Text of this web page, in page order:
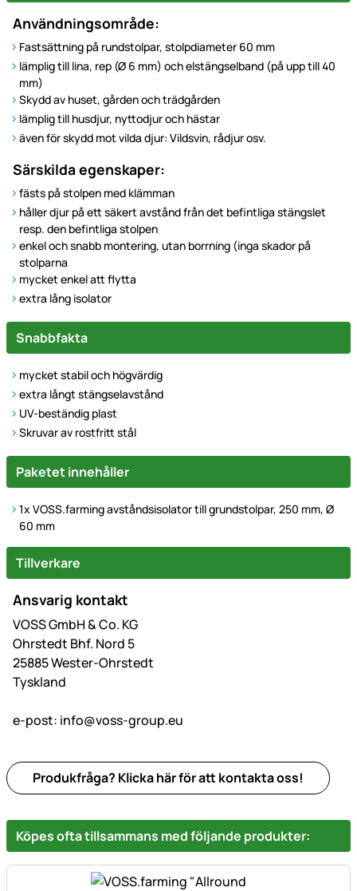
Användningsområde:
Fastsättning på rundstolpar, stolpdiameter 60 mm
lämplig till lina, rep (Ø 6 mm) och elstängselband (på upp till 40
mm)
Skydd av huset, gården och trädgården
lämplig till husdjur, nyttodjur och hästar
även för skydd mot vilda djur: Vildsvin, rådjur osv.
Särskilda egenskaper:
fästs på stolpen med klämman
håller djur på ett säkert avstånd från det befintliga stängslet
resp. den befintliga stolpen
enkel och snabb montering, utan borrning (inga skador på
stolparna
mycket enkel att flytta
extra lång isolator
Snabbfakta
mycket stabil och högvärdig
extra långt stängselavstånd
UV-beständig plast
Skruvar av rostfritt stål
Paketet innehåller
1x VOSS.farming avståndsisolator till grundstolpar, 250 mm, Ø
60 mm
Tillverkare
Ansvarig kontakt
VOSS GmbH & Co. KG
Ohrstedt Bhf. Nord 5
25885 Wester-Ohrstedt
Tyskland
e-post: info@voss-group.eu
Produkfråga? Klicka här för att kontakta oss!
Köpes ofta tillsammans med följande produkter: